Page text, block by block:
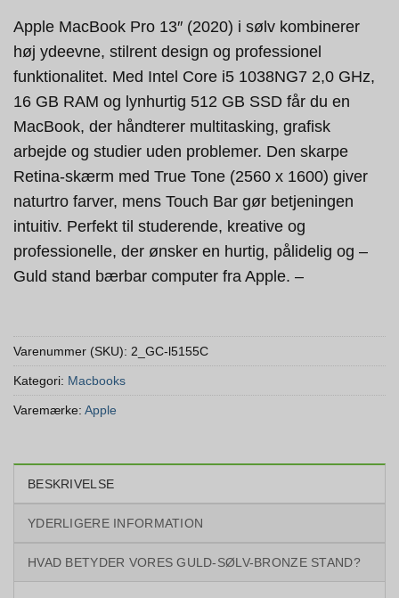
Apple MacBook Pro 13″ (2020) i sølv kombinerer
høj ydeevne, stilrent design og professionel
funktionalitet. Med Intel Core i5 1038NG7 2,0 GHz,
16 GB RAM og lynhurtig 512 GB SSD får du en
MacBook, der håndterer multitasking, grafisk
arbejde og studier uden problemer. Den skarpe
Retina-skærm med True Tone (2560 x 1600) giver
naturtro farver, mens Touch Bar gør betjeningen
intuitiv. Perfekt til studerende, kreative og
professionelle, der ønsker en hurtig, pålidelig og –
Guld stand bærbar computer fra Apple. –
Varenummer (SKU): 2_GC-l5155C
Kategori: Macbooks
Varemærke: Apple
BESKRIVELSE
YDERLIGERE INFORMATION
HVAD BETYDER VORES GULD-SØLV-BRONZE STAND?